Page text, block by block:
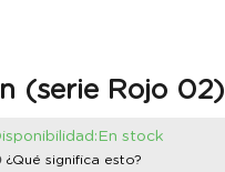
(serie Rojo 02)
stock
¿Qué significa esto?